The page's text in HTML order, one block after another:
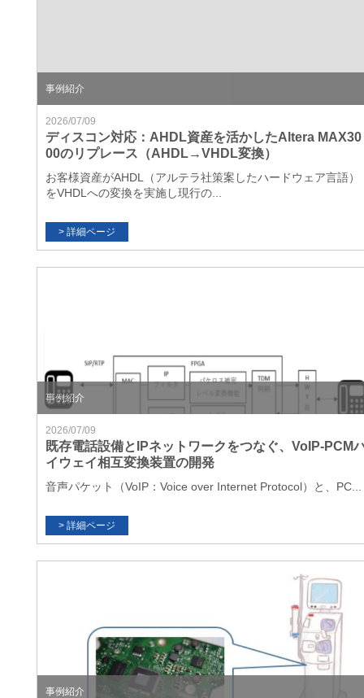
事例紹介
2026/07/09
ディスコン対応：AHDL資産を活かしたAltera MAX30
00のリプレース（AHDL→VHDL変換）
お客様資産がAHDL（アルテラ社策案したハードウェア言語）
をVHDLへの変換を実施し現行の...
事例紹介
2026/07/09
既存電話設備とIPネットワークをつなぐ、VoIP-PCM
イウェイ相互変換装置の開発
音声パケット（VoIP：Voice over Internet Protocol）と、PC...
事例紹介